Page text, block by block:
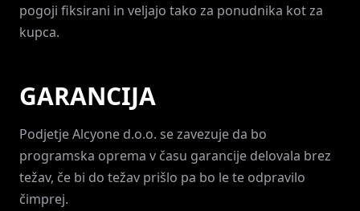
pogoji fiksirani in veljajo tako za ponudnika kot za
kupca.
GARANCIJA
Podjetje Alcyone d.o.o. se zavezuje da bo
programska oprema v času garancije delovala brez
težav, če bi do težav prišlo pa bo le te odpravilo
čimprej.